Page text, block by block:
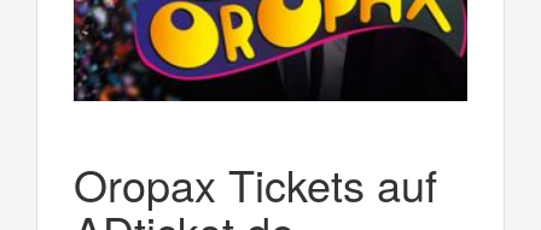
Oropax Tickets auf